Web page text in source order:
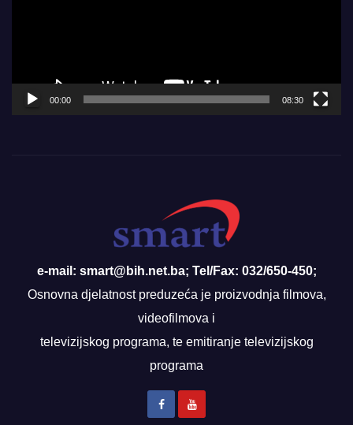
00:00 08:30
e-mail: smart@bih.net.ba; Tel/Fax: 032/650-450;
Osnovna djelatnost preduzeća je proizvodnja filmova,
videofilmova i
televizijskog programa, te emitiranje televizijskog
programa